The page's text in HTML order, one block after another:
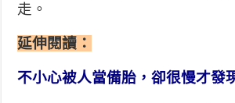
走。
延伸閱讀：
不小心被人當備胎，卻很慢才發